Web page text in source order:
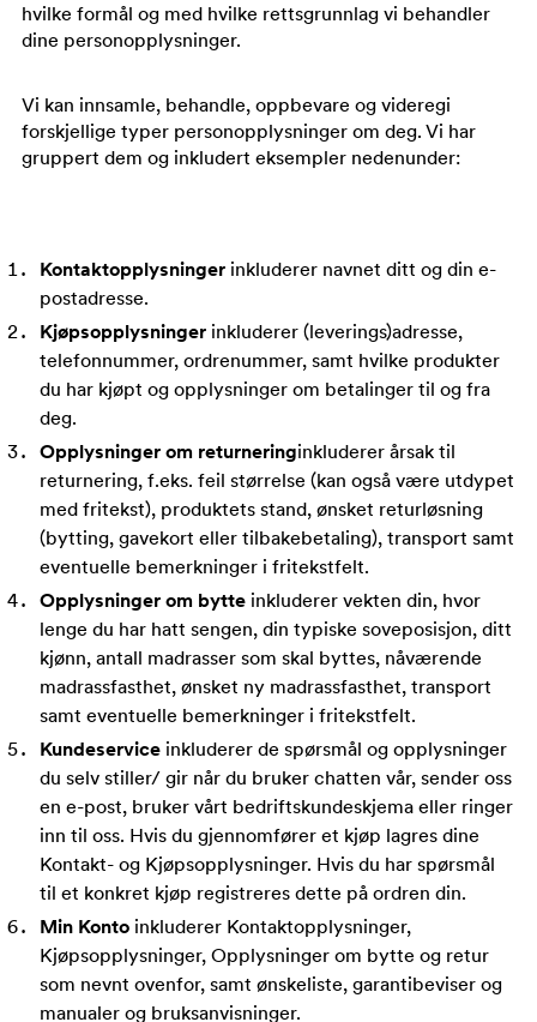
hvilke formål og med hvilke rettsgrunnlag vi behandler
dine personopplysninger.
Vi kan innsamle, behandle, oppbevare og videregi
forskjellige typer personopplysninger om deg. Vi har
gruppert dem og inkludert eksempler nedenunder:
Kontaktopplysninger inkluderer navnet ditt og din e-
postadresse.
Kjøpsopplysninger inkluderer (leverings)adresse,
telefonnummer, ordrenummer, samt hvilke produkter
du har kjøpt og opplysninger om betalinger til og fra
deg.
Opplysninger om returneringinkluderer årsak til
returnering, f.eks. feil størrelse (kan også være utdypet
med fritekst), produktets stand, ønsket returløsning
(bytting, gavekort eller tilbakebetaling), transport samt
eventuelle bemerkninger i fritekstfelt.
Opplysninger om bytte inkluderer vekten din, hvor
lenge du har hatt sengen, din typiske soveposisjon, ditt
kjønn, antall madrasser som skal byttes, nåværende
madrassfasthet, ønsket ny madrassfasthet, transport
samt eventuelle bemerkninger i fritekstfelt.
Kundeservice inkluderer de spørsmål og opplysninger
du selv stiller/ gir når du bruker chatten vår, sender oss
en e-post, bruker vårt bedriftskundeskjema eller ringer
inn til oss. Hvis du gjennomfører et kjøp lagres dine
Kontakt- og Kjøpsopplysninger. Hvis du har spørsmål
til et konkret kjøp registreres dette på ordren din.
Min Konto inkluderer Kontaktopplysninger,
Kjøpsopplysninger, Opplysninger om bytte og retur
som nevnt ovenfor, samt ønskeliste, garantibeviser og
manualer og bruksanvisninger.